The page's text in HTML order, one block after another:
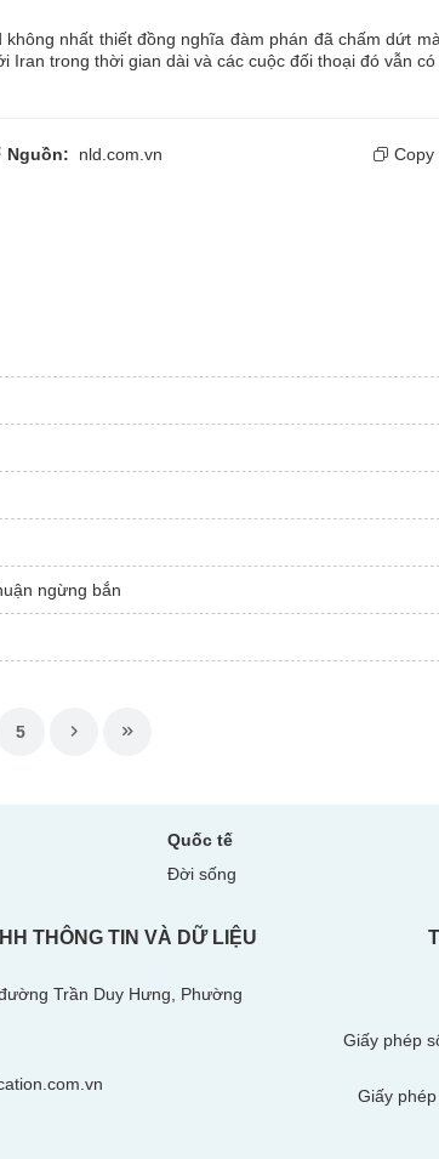
nhất thiết đồng nghĩa đàm phán đã chấm dứt
trong thời gian dài và các cuộc đối thoại đó vẫn có
Nguồn: nld.com.vn
Copy
ngừng bắn
5
Quốc tế
Đời sống
THÔNG TIN VÀ DỮ LIỆU
Trần Duy Hưng, Phường
Giấy phép
Giấy